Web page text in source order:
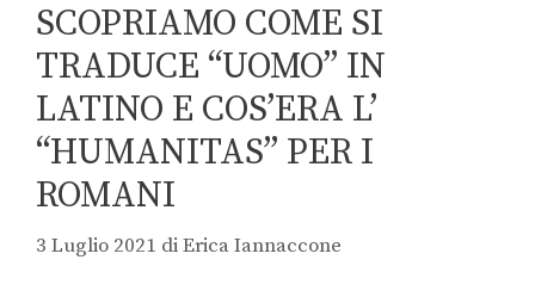
SCOPRIAMO COME SI
TRADUCE “UOMO” IN
LATINO E COS’ERA L’
“HUMANITAS” PER I
ROMANI
3 Luglio 2021 diErica Iannaccone